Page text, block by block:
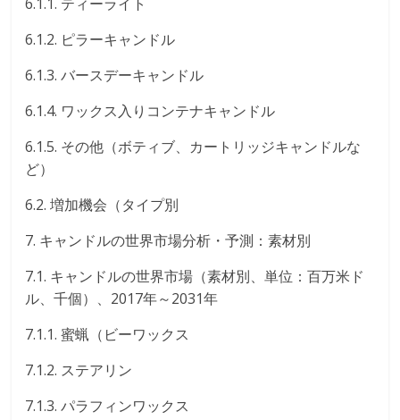
6.1.2. ピラーキャンドル
6.1.3. バースデーキャンドル
6.1.4. ワックス入りコンテナキャンドル
6.1.5. その他（ボティブ、カートリッジキャンドルな
ど）
6.2. 増加機会（タイプ別
7. キャンドルの世界市場分析・予測：素材別
7.1. キャンドルの世界市場（素材別、単位：百万米ド
ル、千個）、2017年～2031年
7.1.1. 蜜蝋（ビーワックス
7.1.2. ステアリン
7.1.3. パラフィンワックス